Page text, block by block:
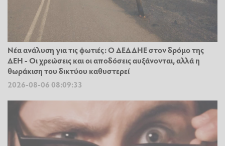
Νέα ανάλυση για τις φωτιές: Ο ΔΕΔΔΗΕ στον δρόμο της
ΔΕΗ - Οι χρεώσεις και οι αποδόσεις αυξάνονται, αλλά η
θωράκιση του δικτύου καθυστερεί
2026-08-06 08:09:33